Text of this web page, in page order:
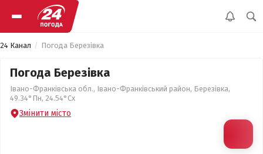
24 Канал Погода Березівка
Погода Березівка
Івано-Франківська обл., Івано-Франківський район, Березівка,
49.34°Пн, 24.54°Сх
Змінити місто